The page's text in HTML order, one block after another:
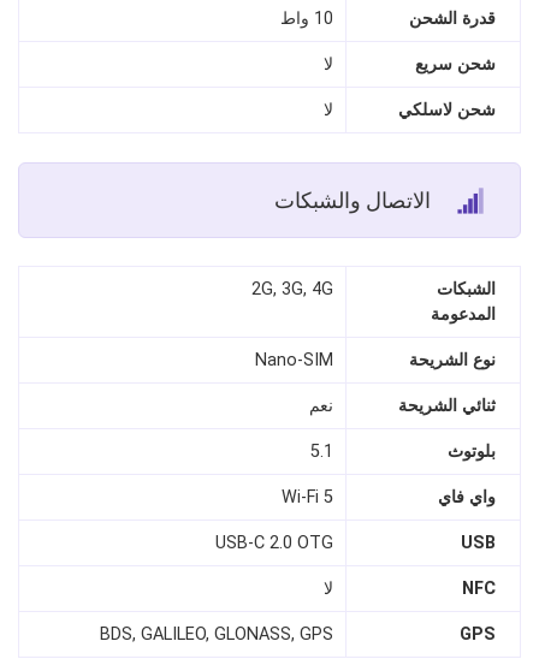
قدرة الشحن 10 واط
شحن سريع لا
شحن لاسلكي لا
الاتصال والشبكات
الشبكات
المدعومة
2G, 3G, 4G
نوع الشريحة Nano‑SIM
ثنائي الشريحة نعم
بلوتوث 5.1
واي فاي Wi‑Fi 5
USB
USB‑C 2.0 OTG
NFC لا
GPS
BDS, GALILEO, GLONASS, GPS